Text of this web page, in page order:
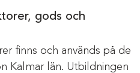
gods och
finns och används på de
Kalmar län. Utbildningen